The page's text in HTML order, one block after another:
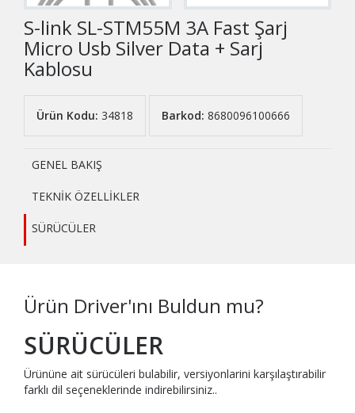
S-link SL-STM55M 3A Fast Şarj
Micro Usb Silver Data + Sarj
Kablosu
Ürün Kodu: 34818 Barkod: 8680096100666
GENEL BAKIŞ
TEKNİK ÖZELLİKLER
SÜRÜCÜLER
Ürün Driver'ını Buldun mu?
SÜRÜCÜLER
Ürününe ait sürücüleri bulabilir, versiyonlarini karşılaştırabilir
farklı dil seçeneklerinde indirebilirsiniz..